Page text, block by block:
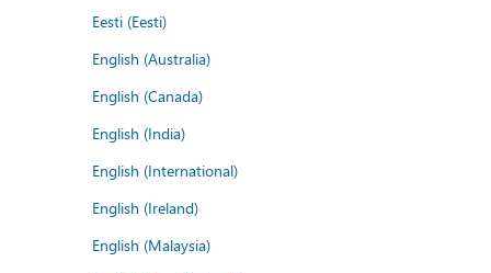
Eesti (Eesti)
English (Australia)
English (Canada)
English (India)
English (International)
English (Ireland)
English (Malaysia)